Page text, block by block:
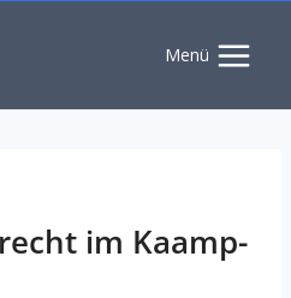
Menü
im Kaamp-